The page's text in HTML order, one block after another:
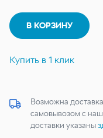
В КОРЗИНУ
Купить в 1 клик
Возможна
самовывозом с
доставки указаны